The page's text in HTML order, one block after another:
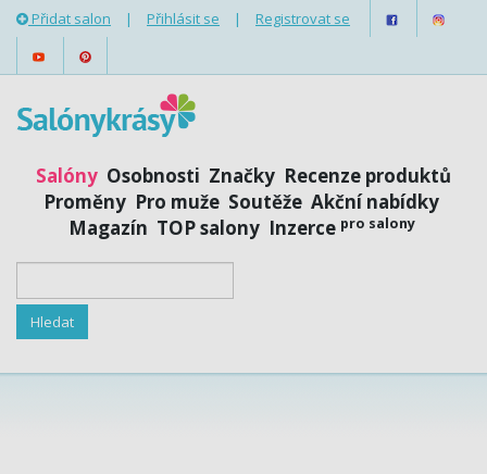
Přidat salon | Přihlásit se | Registrovat se
Salóny Osobnosti Značky Recenze produktů
Proměny Pro muže Soutěže Akční nabídky
Magazín TOP salony Inzerce pro salony